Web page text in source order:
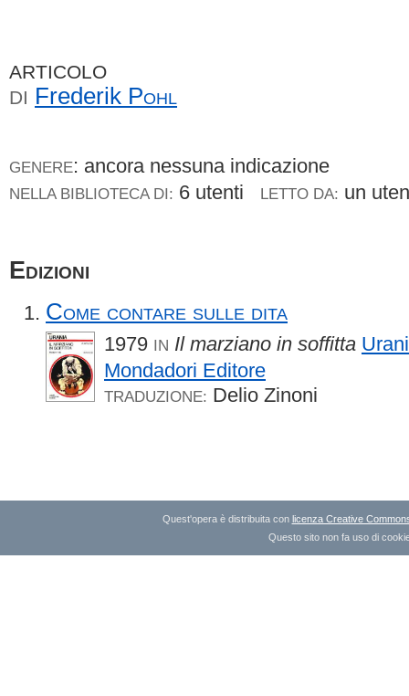
ARTICOLO
DI Frederik Pohl
GENERE: ancora nessuna indicazione
NELLA BIBLIOTECA DI: 6 utenti LETTO DA: un
Edizioni
Come contare sulle dita
1979 IN Il marziano in soffitta
Mondadori Editore
TRADUZIONE: Delio Zinoni
Quest'opera è distribuita con licenza Creative
Questo sito non fa uso di